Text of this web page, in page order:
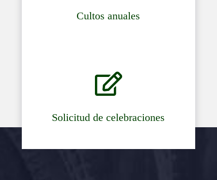
Cultos anuales

Solicitud de celebraciones